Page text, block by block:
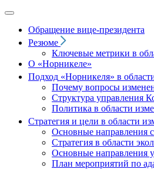
Обращение вице‑президента
Резюме
Ключевые метрики в
О «Норникеле»
Подход «Норникеля» в
Почему вопросы
Структура управления
Политика в области
Стратегия и цели в области
Основные направления
Стратегия в области
Основные направления
План мероприятий по